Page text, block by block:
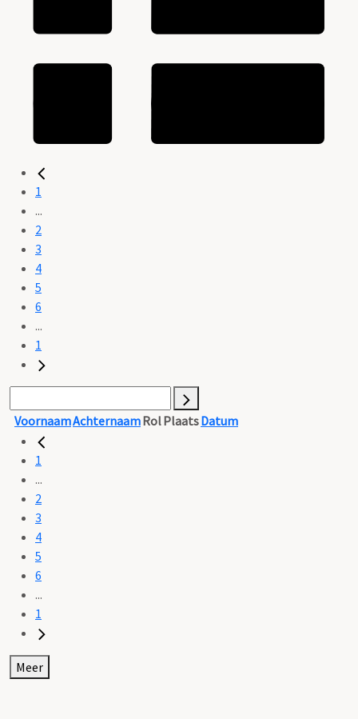
1
...
2
3
4
5
6
...
1
VoornaamAchternaamRolPlaatsDatum
1
...
2
3
4
5
6
...
1
Meer